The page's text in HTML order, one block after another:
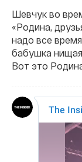
Шевчук во
«Родина,
надо все
бабушка
Вот это